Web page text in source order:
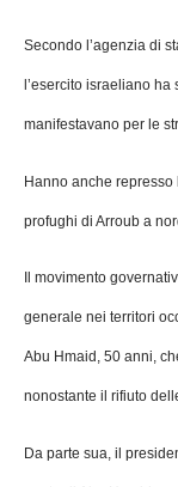
Secondo l’agenzia di
l’esercito israeliano
manifestavano per le
Hanno anche
profughi di Arroub a
Il movimento
generale nei territori
Abu Hmaid, 50 anni,
nonostante il rifiuto
Da parte sua, il